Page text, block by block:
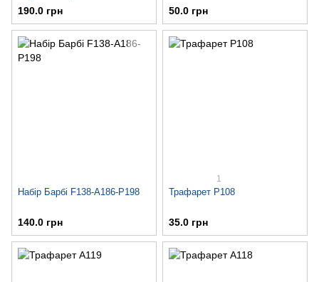
190.0 грн 50.0 грн
Набір Барбі F138-A186-P198
140.0 грн
1
Трафарет P108
35.0 грн